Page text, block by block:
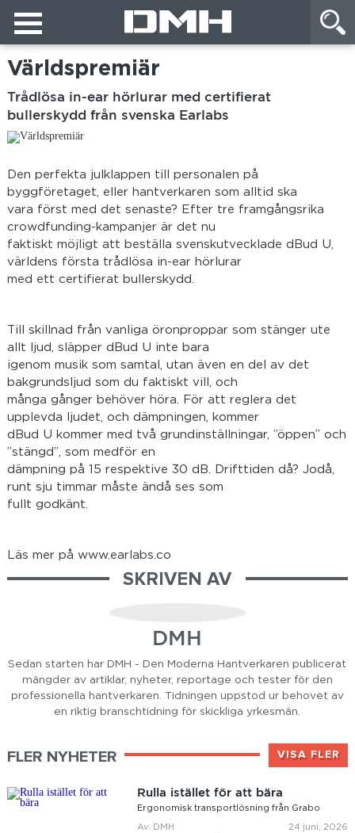
Världspremiär
Trådlösa in-ear hörlurar med certifierat
bullerskydd från svenska Earlabs
Den perfekta julklappen till personalen på
byggföretaget, eller hantverkaren som alltid ska
vara först med det senaste? Efter tre framgångsrika
crowdfunding-kampanjer är det nu
faktiskt möjligt att beställa svenskutvecklade dBud U,
världens första trådlösa in-ear hörlurar
med ett certifierat bullerskydd.
Till skillnad från vanliga öronproppar som stänger ute
allt ljud, släpper dBud U inte bara
igenom musik som samtal, utan även en del av det
bakgrundsljud som du faktiskt vill, och
många gånger behöver höra. För att reglera det
upplevda ljudet, och dämpningen, kommer
dBud U kommer med två grundinställningar, ”öppen” och
”stängd”, som medför en
dämpning på 15 respektive 30 dB. Drifttiden då? Jodå,
runt sju timmar måste ändå ses som
fullt godkänt.
Läs mer på www.earlabs.co
SKRIVEN AV
DMH
Sedan starten har DMH - Den Moderna Hantverkaren publicerat
mängder av artiklar, nyheter, reportage och tester för den
professionella hantverkaren. Tidningen uppstod ur behovet av
en riktig branschtidning för skickliga yrkesmän.
FLER NYHETER VISA FLER
Rulla istället för att bära
Ergonomisk transportlösning från Grabo
Av: DMH 24 juni, 2026